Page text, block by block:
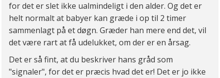
for det er slet ikke ualmindeligt i den alder. Og det er
helt normalt at babyer kan græde i op til 2 timer
sammenlagt på et døgn. Græder han mere end det, vil
det være rart at få udelukket, om der er en årsag.
Det er så fint, at du beskriver hans gråd som
"signaler", for det er præcis hvad det er! Det er jo ikke